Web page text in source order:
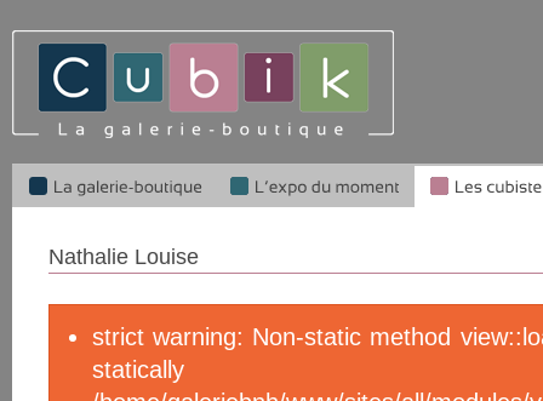
Nathalie Louise
strict warning: Non-static method